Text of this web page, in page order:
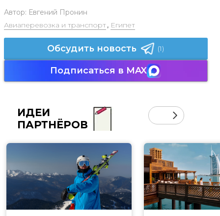
Автор: Евгений Пронин
Авиаперевозка и транспорт, Египет
Обсудить новость (1)
Подписаться в MAX
ИДЕИ
ПАРТНЁРОВ